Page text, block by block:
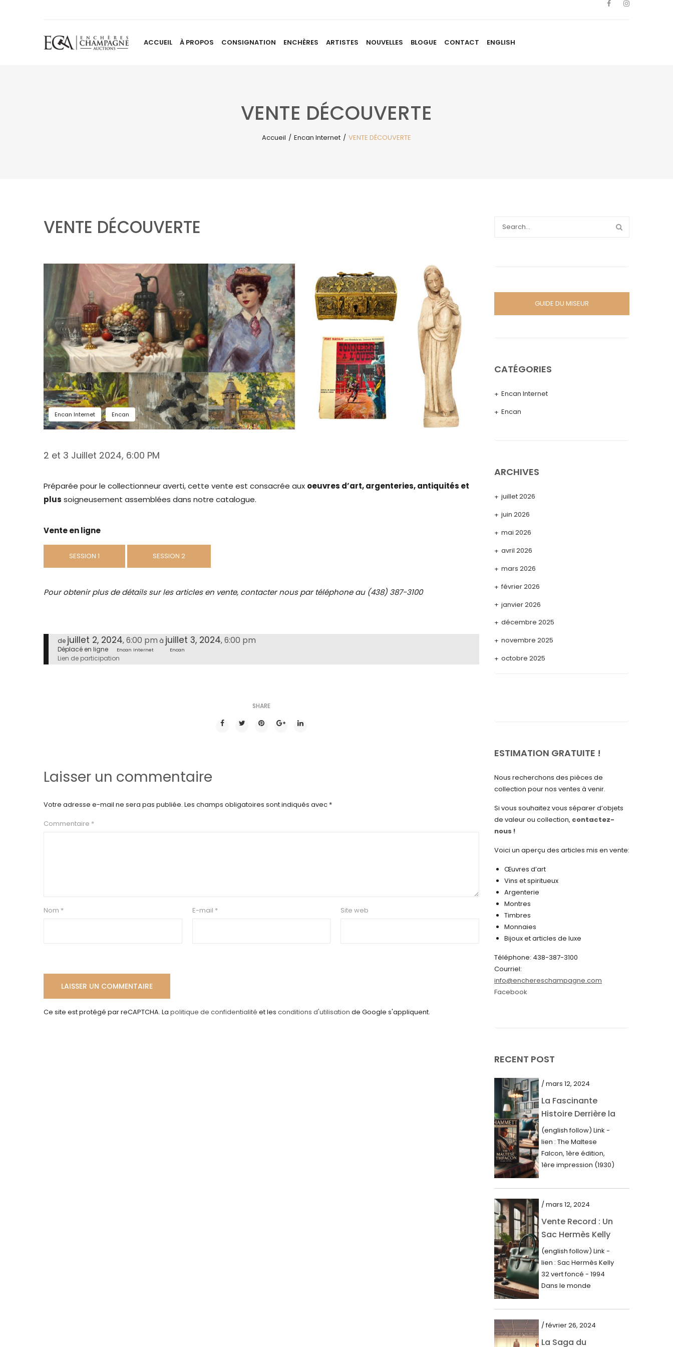
ACCUEIL À PROPOS CONSIGNATION ENCHÈRES ARTISTES NOUVELLES BLOGUE CONTACT ENGLISH
VENTE DÉCOUVERTE
Accueil / Encan Internet / VENTE DÉCOUVERTE
VENTE DÉCOUVERTE
Encan Internet Encan
2 et 3 Juillet 2024, 6:00 PM
Préparée pour le collectionneur averti, cette vente est consacrée aux oeuvres d’art, argenteries, antiquités et
plus soigneusement assemblées dans notre catalogue.
Vente en ligne
SESSION 1 SESSION 2
Pour obtenir plus de détails sur les articles en vente, contacter nous par téléphone au (438) 387-3100
de juillet 2, 2024, 6:00 pm à juillet 3, 2024, 6:00 pm
Déplacé en ligne Encan Internet Encan
Lien de participation
SHARE
Laisser un commentaire
Votre adresse e-mail ne sera pas publiée. Les champs obligatoires sont indiqués avec *
Commentaire *
Nom * E-mail * Site web
Ce site est protégé par reCAPTCHA. La politique de confidentialité et les conditions d'utilisation de Google s'appliquent.
GUIDE DU MISEUR
CATÉGORIES
Encan Internet
Encan
ARCHIVES
juillet 2026
juin 2026
mai 2026
avril 2026
mars 2026
février 2026
janvier 2026
décembre 2025
novembre 2025
octobre 2025
avril 2025
février 2025
décembre 2024
octobre 2024
septembre 2024
août 2024
mai 2024
mars 2024
février 2024
octobre 2023
août 2023
juillet 2023
juin 2023
mai 2023
avril 2023
mars 2023
février 2023
janvier 2023
décembre 2022
novembre 2022
octobre 2022
septembre 2022
août 2022
juillet 2022
juin 2022
ESTIMATION GRATUITE !
Nous recherchons des pièces de
collection pour nos ventes à venir.
Si vous souhaitez vous séparer d’objets
de valeur ou collection, contactez-
nous !
Voici un aperçu des articles mis en vente:
Œuvres d’art
Vins et spiritueux
Argenterie
Montres
Timbres
Monnaies
Bijoux et articles de luxe
Téléphone: 438-387-3100
Courriel:
info@enchereschampagne.com
Facebook
RECENT POST
/ mars 12, 2024
La Fascinante
Histoire Derrière la
Première Édition
du « Faucon
Maltais » (1930)
(english follow) Link -
lien : The Maltese
Falcon, 1ère édition,
1ère impression (1930)
mots imprimés,...
/ mars 12, 2024
Vente Record : Un
Sac Hermès Kelly
de 1994 atteint 14
000$
(english follow) Link -
lien : Sac Hermès Kelly
32 vert foncé - 1994
Dans le monde
/ février 26, 2024
La Saga du